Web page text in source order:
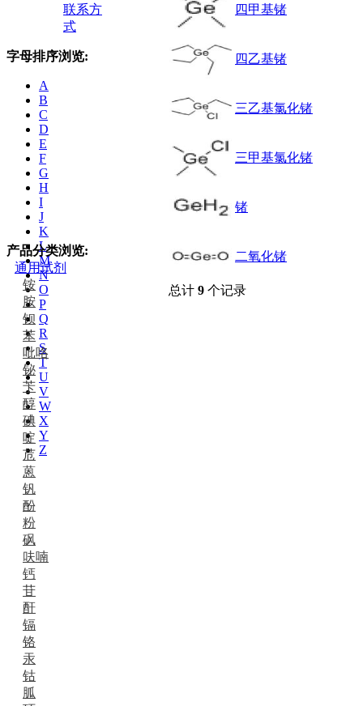
联系方
式
字母排序浏览:
A
B
C
D
E
F
G
H
I
J
K
L
M
N
O
P
Q
R
S
T
U
V
W
X
Y
Z
产品分类浏览:
通用试剂
铵
胺
钡
苯
吡咯
铋
苄
醇
碘
啶
苊
蒽
钒
酚
粉
砜
呋喃
钙
苷
酐
镉
铬
汞
钴
胍
四甲基锗
四乙基锗
三乙基氯化锗
三甲基氯化锗
锗
二氧化锗
总计 9 个记录